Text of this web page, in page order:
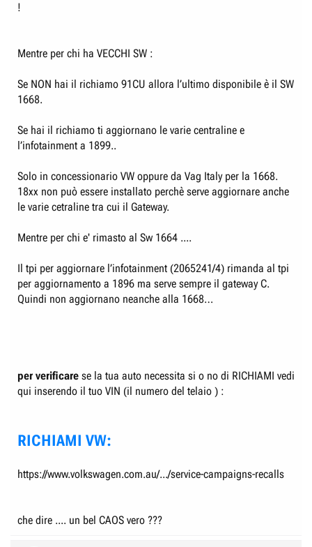
!
Mentre per chi ha VECCHI SW :
Se NON hai il richiamo 91CU allora l’ultimo disponibile è il SW
1668.
Se hai il richiamo ti aggiornano le varie centraline e
l’infotainment a 1899..
Solo in concessionario VW oppure da Vag Italy per la 1668.
18xx non può essere installato perchè serve aggiornare anche
le varie cetraline tra cui il Gateway.
Mentre per chi e' rimasto al Sw 1664 ....
Il tpi per aggiornare l’infotainment (2065241/4) rimanda al tpi
per aggiornamento a 1896 ma serve sempre il gateway C.
Quindi non aggiornano neanche alla 1668…
per verificare se la tua auto necessita si o no di RICHIAMI vedi
qui inserendo il tuo VIN (il numero del telaio ) :
RICHIAMI VW:
https://www.volkswagen.com.au/.../service-campaigns-recalls
che dire .... un bel CAOS vero ???